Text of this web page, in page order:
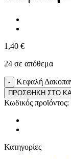
1,40 €
24 σε απόθεμα
Κεφαλή
ΠΡΟΣΘΗΚΗ ΣΤΟ
Κωδικός προϊόντος:
Κατηγορίες